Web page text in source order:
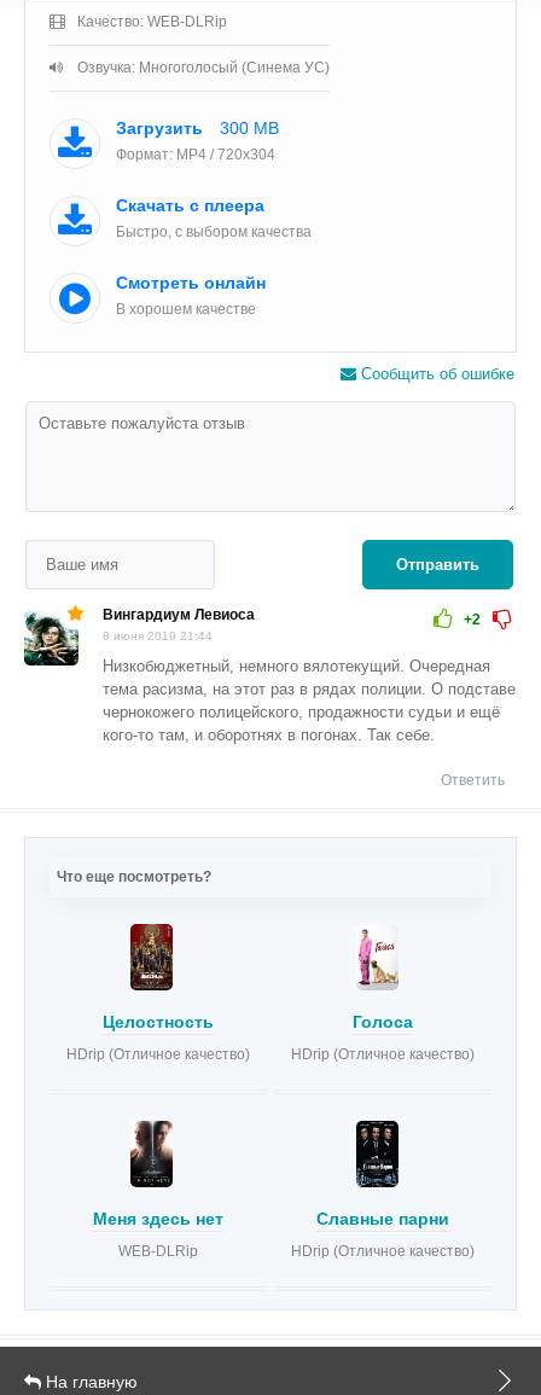
Качество: WEB-DLRip
Озвучка: Многоголосый (Синема УС)
Загрузить 300 MB
Формат: MP4 / 720x304
Скачать с плеера
Быстро, с выбором качества
Смотреть онлайн
В хорошем качестве
Сообщить об ошибке
Отправить
+2
Вингардиум Левиоса
8 июня 2019 21:44
Низкобюджетный, немного вялотекущий. Очередная
тема расизма, на этот раз в рядах полиции. О подставе
чернокожего полицейского, продажности судьи и ещё
кого-то там, и оборотнях в погонах. Так себе.
Ответить
Что еще посмотреть?
Целостность
HDrip (Отличное качество)
Голоса
HDrip (Отличное качество)
Меня здесь нет
WEB-DLRip
Славные парни
HDrip (Отличное качество)
На главную